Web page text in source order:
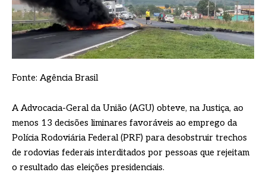
Fonte: Agência Brasil
A Advocacia-Geral da União (AGU) obteve, na Justiça, ao
menos 13 decisões liminares favoráveis ao emprego da
Polícia Rodoviária Federal (PRF) para desobstruir trechos
de rodovias federais interditados por pessoas que rejeitam
o resultado das eleições presidenciais.